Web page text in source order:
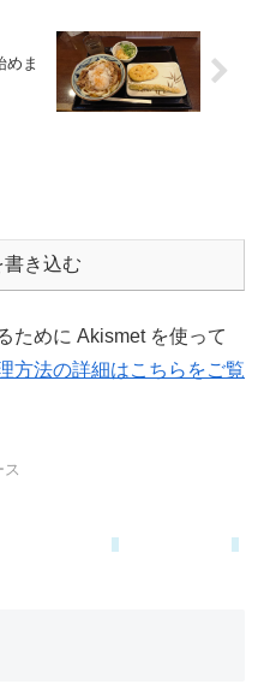
めま
書き込む
ために Akismet を使って
方法の詳細はこちらをご覧
ス